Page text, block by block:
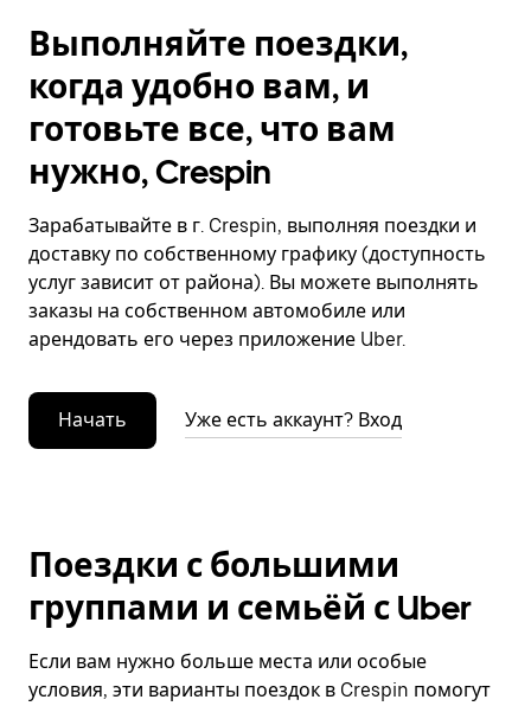
Выполняйте поездки,
когда удобно вам, и
готовьте все, что вам
нужно, Crespin
Зарабатывайте в г. Crespin, выполняя поездки и
доставку по собственному графику (доступность
услуг зависит от района). Вы можете выполнять
заказы на собственном автомобиле или
арендовать его через приложение Uber.
Начать Уже есть аккаунт? Вход
Поездки с большими
группами и семьёй с Uber
Если вам нужно больше места или особые
условия, эти варианты поездок в Crespin помогут